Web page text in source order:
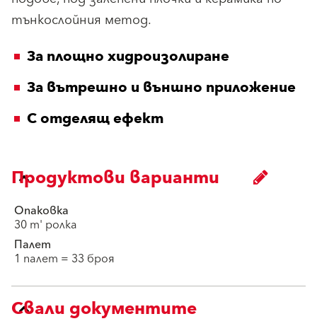
тънкослойния метод.
За площно хидроизолиране
За вътрешно и външно приложение
С отделящ ефект
Продуктови варианти
Опаковка
30 m' ролка
Палет
1 палет = 33 броя
Свали документите